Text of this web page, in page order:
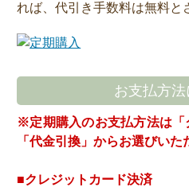
れば、代引き手数料は無料と
お支払方
※定期購入のお支払方法は「
「代金引換」からお選びいた
■クレジットカード決済